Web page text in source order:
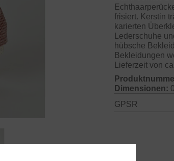
frisiert. Kerstin
karierten
Lederschuhe
hübsche
Bekleidungen
Lieferzeit von
Dimensionen:
GPSR